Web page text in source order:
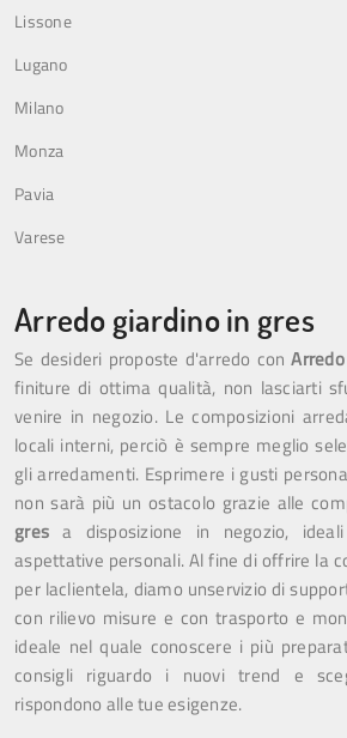
Lissone
Lugano
Milano
Monza
Pavia
Varese
Arredo giardino in gres
Se desideri proposte d'arredo con
finiture di ottima qualità, non lasciarti
venire in negozio. Le composizioni
locali interni, perciò è sempre meglio
gli arredamenti. Esprimere i gusti
non sarà più un ostacolo grazie alle
gres a disposizione in negozio,
aspettative personali. Al fine di offrire la
per laclientela, diamo unservizio di
con rilievo misure e con trasporto e
ideale nel quale conoscere i più
consigli riguardo i nuovi trend e
rispondono alle tue esigenze.